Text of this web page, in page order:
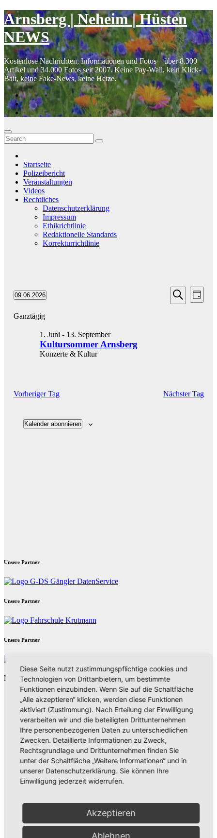
Skip
to
content
Arnsberg | Neheim | Hüsten
NEWS
Kostenlose Nachrichten, Informationen und Fotos – über 8.300
Artikel und 34.000 Fotos seit 2007. Keine Pay-Wall, kein Klick-
Bait, keine Fake-News, keine Hetze.
Startseite
Polizeibericht
Veranstaltungen
Videos
Rechtliches
Datenschutzerklärung
Impressum
Ethikrichtlinie
Redaktionelle Standards
Korrekturrichtlinie
Veranstaltungen
9.
Suche
Suche
Tag
09.06.2026
wählen.
Ganztägig
Kultursommer Arnsberg
1. Juni - 13. September
Konzerte & Kultur
Vorheriger Tag Nächster Tag
Kalender abonnieren
Unsere Partner
Unsere Partner
Unsere Partner
Neues aus Unternehmen
Aus der UmgebungNeues aus Unternehmen
Tie the Day Weddings – Hochzeitsplanung im Sauerland &
Diese Seite nutzt zustimmungspflichtige cookies und
Technologien von Drittanbietern, um bestimmte
Funktionen einzubinden. Wenn Sie auf die Schaltfläche
„Alle akzeptieren“ klicken, werden diese Funktionen
aktiviert (Zustimmung). Nach Erteilung der Einwilligung
verarbeiten wir und die beteiligten Drittunternehmen
Ihre personenbezogenen Daten zu unterschiedlichen
Zwecken. Detaillierte Informationen zu Zweck,
Rechtsgrundlage und Drittunternehmen finden Sie
unter der Schaltfläche „Weitere Informationen“ und in
unserer Datenschutzerklärung. Sie können Ihre
Einwilligung jederzeit widerrufen.
Akzeptieren
Ablehnen